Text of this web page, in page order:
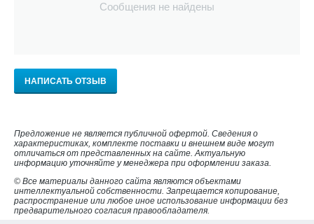
Сообщения не найдены
НАПИСАТЬ ОТЗЫВ
Предложение не является публичной офертой. Сведения о
характеристиках, комплекте поставки и внешнем виде могут
отличаться от представленных на сайте. Актуальную
информацию уточняйте у менеджера при оформлении заказа.
© Все материалы данного сайта являются объектами
интеллектуальной собственности. Запрещается копирование,
распространение или любое иное использование информации без
предварительного согласия правообладателя.